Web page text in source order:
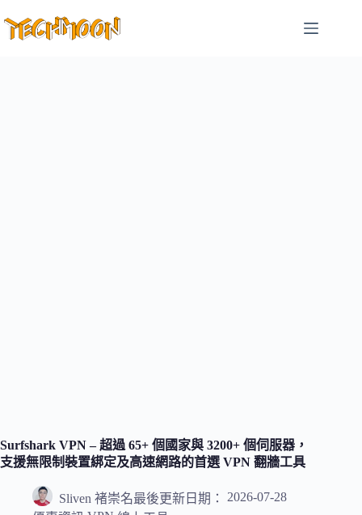
至
Surfshark VPN – 超過 65+ 個國家與 3200+ 個伺服器，
支援無限制裝置綁定及高速網路的首選 VPN 翻牆工具
Sliven 褚崇名最後更新日期：
2026-07-28